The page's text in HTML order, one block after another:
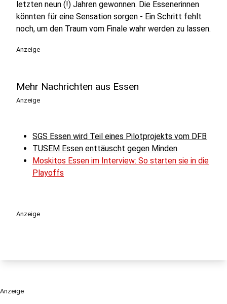
letzten neun (!) Jahren gewonnen. Die Essenerinnen
könnten für eine Sensation sorgen - Ein Schritt fehlt
noch, um den Traum vom Finale wahr werden zu lassen.
Anzeige
Mehr Nachrichten aus Essen
Anzeige
SGS Essen wird Teil eines Pilotprojekts vom DFB
TUSEM Essen enttäuscht gegen Minden
Moskitos Essen im Interview: So starten sie in die
Playoffs
Anzeige
Anzeige